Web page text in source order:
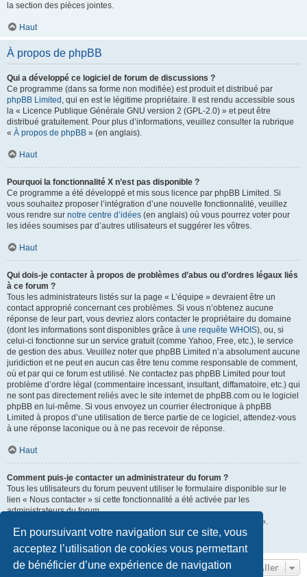
En poursuivant votre navigation sur ce site, vous
acceptez l’utilisation de cookies vous permettant
de bénéficier d’une expérience de navigation
la section des pièces jointes.
Haut
À propos de phpBB
Qui a développé ce logiciel de forum de discussions ?
Ce programme (dans sa forme non modifiée) est produit et distribué par
phpBB Limited , qui en est le légitime propriétaire. Il est rendu accessible sous
la « Licence Publique Générale GNU version 2 (GPL-2.0) » et peut être
distribué gratuitement. Pour plus d’informations, veuillez consulter la rubrique
« À propos de phpBB » (en anglais).
Haut
Pourquoi la fonctionnalité X n’est pas disponible ?
Ce programme a été développé et mis sous licence par phpBB Limited. Si
vous souhaitez proposer l’intégration d’une nouvelle fonctionnalité, veuillez
vous rendre sur notre centre d’idées (en anglais) où vous pourrez voter pour
les idées soumises par d’autres utilisateurs et suggérer les vôtres.
Haut
Qui dois-je contacter à propos de problèmes d’abus ou d’ordres légaux liés
à ce forum ?
Tous les administrateurs listés sur la page « L’équipe » devraient être un
contact approprié concernant ces problèmes. Si vous n’obtenez aucune
réponse de leur part, vous devriez alors contacter le propriétaire du domaine
(dont les informations sont disponibles grâce à une requête WHOIS), ou, si
celui-ci fonctionne sur un service gratuit (comme Yahoo, Free, etc.), le service
de gestion des abus. Veuillez noter que phpBB Limited n’a absolument aucune
juridiction et ne peut en aucun cas être tenu comme responsable de comment,
où et par qui ce forum est utilisé. Ne contactez pas phpBB Limited pour tout
problème d’ordre légal (commentaire incessant, insultant, diffamatoire, etc.) qui
ne sont pas directement reliés avec le site internet de phpBB.com ou le logiciel
phpBB en lui-même. Si vous envoyez un courrier électronique à phpBB
Limited à propos d’une utilisation de tierce partie de ce logiciel, attendez-vous
à une réponse laconique ou à ne pas recevoir de réponse.
Haut
Comment puis-je contacter un administrateur du forum ?
Tous les utilisateurs du forum peuvent utiliser le formulaire disponible sur le
lien « Nous contacter » si cette fonctionnalité a été activée par les
administrateurs du forum.
Les membres du forum peuvent également utiliser le lien « L’équipe ».
Aller